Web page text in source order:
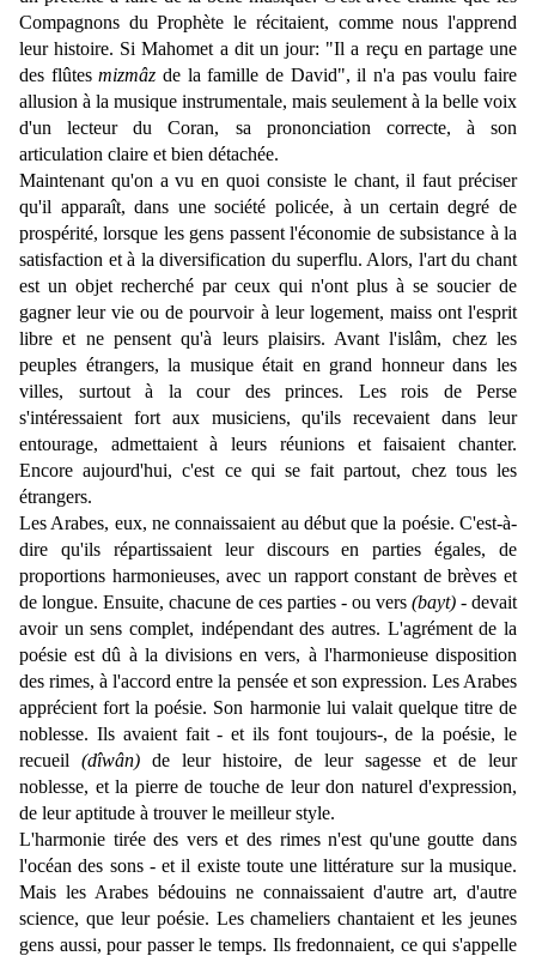
Compagnons du Prophète le récitaient, comme nous l'apprend
leur histoire. Si Mahomet a dit un jour: "Il a reçu en partage une
des flûtesmizmâz de la famille de David", il n'a pas voulu faire
allusion à la musique instrumentale, mais seulement à la belle voix
d'un lecteur du Coran, sa prononciation correcte, à son
articulation claire et bien détachée.
Maintenant qu'on a vu en quoi consiste le chant, il faut préciser
qu'il apparaît, dans une société policée, à un certain degré de
prospérité, lorsque les gens passent l'économie de subsistance à la
satisfaction et à la diversification du superflu. Alors, l'art du chant
est un objet recherché par ceux qui n'ont plus à se soucier de
gagner leur vie ou de pourvoir à leur logement, maiss ont l'esprit
libre et ne pensent qu'à leurs plaisirs. Avant l'islâm, chez les
peuples étrangers, la musique était en grand honneur dans les
villes, surtout à la cour des princes. Les rois de Perse
s'intéressaient fort aux musiciens, qu'ils recevaient dans leur
entourage, admettaient à leurs réunions et faisaient chanter.
Encore aujourd'hui, c'est ce qui se fait partout, chez tous les
étrangers.
Les Arabes, eux, ne connaissaient au début que la poésie. C'est-à-
dire qu'ils répartissaient leur discours en parties égales, de
proportions harmonieuses, avec un rapport constant de brèves et
de longue. Ensuite, chacune de ces parties - ou vers (bayt) - devait
avoir un sens complet, indépendant des autres. L'agrément de la
poésie est dû à la divisions en vers, à l'harmonieuse disposition
des rimes, à l'accord entre la pensée et son expression. Les Arabes
apprécient fort la poésie. Son harmonie lui valait quelque titre de
noblesse. Ils avaient fait - et ils font toujours-, de la poésie, le
recueil (dîwân) de leur histoire, de leur sagesse et de leur
noblesse, et la pierre de touche de leur don naturel d'expression,
de leur aptitude à trouver le meilleur style.
L'harmonie tirée des vers et des rimes n'est qu'une goutte dans
l'océan des sons - et il existe toute une littérature sur la musique.
Mais les Arabes bédouins ne connaissaient d'autre art, d'autre
science, que leur poésie. Les chameliers chantaient et les jeunes
gens aussi, pour passer le temps. Ils fredonnaient, ce qui s'appelle